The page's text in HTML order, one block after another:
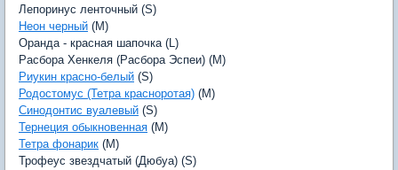
Лепоринус ленточный (S)
Неон черный (M)
Оранда - красная шапочка (L)
Расбора Хенкеля (Расбора Эспеи) (M)
Риукин красно-белый (S)
Родостомус (Тетра красноротая) (M)
Синодонтис вуалевый (S)
Тернеция обыкновенная (M)
Тетра фонарик (M)
Трофеус звездчатый (Дюбуа) (S)